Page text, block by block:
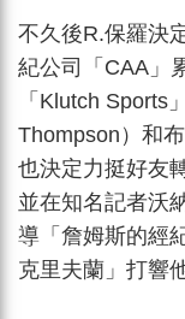
不久後R.保羅決
紀公司「CAA」
「Klutch Sports
Thompson）和
也決定力挺好友
並在知名記者沃
導「詹姆斯的經
克里夫蘭」打響